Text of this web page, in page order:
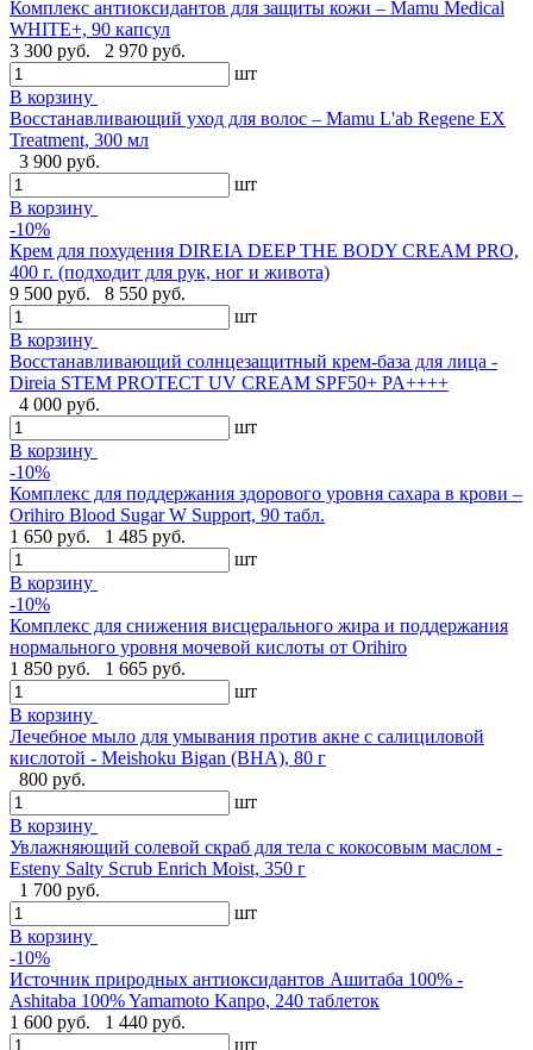
Комплекс антиоксидантов для защиты кожи – Mamu Medical
WHITE+, 90 капсул
3 300 руб.
2 970 руб.
шт
В корзину
Восстанавливающий уход для волос – Mamu L'ab Regene EX
Treatment, 300 мл
3 900 руб.
шт
В корзину
-10%
Крем для похудения DIREIA DEEP THE BODY CREAM PRO,
400 г. (подходит для рук, ног и живота)
9 500 руб.
8 550 руб.
шт
В корзину
Восстанавливающий солнцезащитный крем-база для лица -
Direia STEM PROTECT UV CREAM SPF50+ PA++++
4 000 руб.
шт
В корзину
-10%
Комплекс для поддержания здорового уровня сахара в крови –
Orihiro Blood Sugar W Support, 90 табл.
1 650 руб.
1 485 руб.
шт
В корзину
-10%
Комплекс для снижения висцерального жира и поддержания
нормального уровня мочевой кислоты от Orihiro
1 850 руб.
1 665 руб.
шт
В корзину
Лечебное мыло для умывания против акне с салициловой
кислотой - Meishoku Bigan (BHA), 80 г
800 руб.
шт
В корзину
Увлажняющий солевой скраб для тела с кокосовым маслом -
Esteny Salty Scrub Enrich Moist, 350 г
1 700 руб.
шт
В корзину
-10%
Источник природных антиоксидантов Ашитаба 100% -
Ashitaba 100% Yamamoto Kanpo, 240 таблеток
1 600 руб.
1 440 руб.
шт